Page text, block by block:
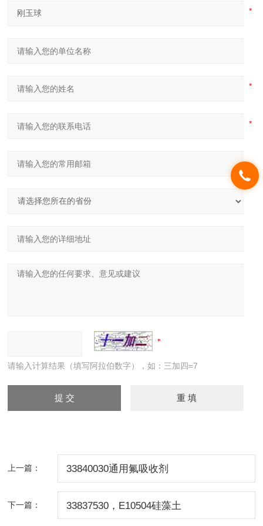
请输入计算结果（填写阿拉伯数字），如：三加四=7
上一篇： 33840030通用氟吸收剂
下一篇： 33837530，E10504硅藻土